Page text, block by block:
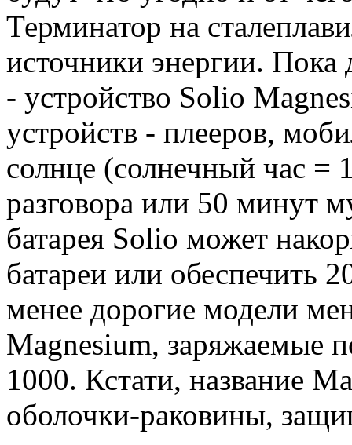
Терминатор на
источники энергии. Пока
- устройство Solio
устройств - плееров,
солнце (солнечный час =
разговора или 50 минут
батарея Solio может
батареи или обеспечить
менее дорогие модели
Magnesium, заряжаемые
1000. Кстати, название
оболочки-раковины,